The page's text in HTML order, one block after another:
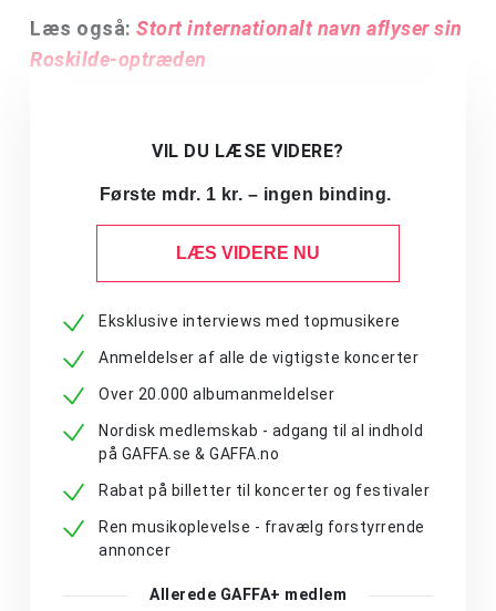
Læs også: Stort internationalt navn aflyser sin
Roskilde-optræden
VIL DU LÆSE VIDERE?
Første mdr. 1 kr. – ingen binding.
LÆS VIDERE NU
Eksklusive interviews med topmusikere
Anmeldelser af alle de vigtigste koncerter
Over 20.000 albumanmeldelser
Nordisk medlemskab - adgang til al indhold
på GAFFA.se & GAFFA.no
Rabat på billetter til koncerter og festivaler
Ren musikoplevelse - fravælg forstyrrende
annoncer
Allerede GAFFA+ medlem